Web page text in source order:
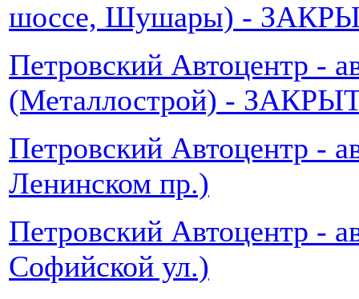
шоссе, Шушары) -
Петровский Автоцентр -
(Металлострой) -
Петровский Автоцентр -
Ленинском пр.)
Петровский Автоцентр -
Софийской ул.)